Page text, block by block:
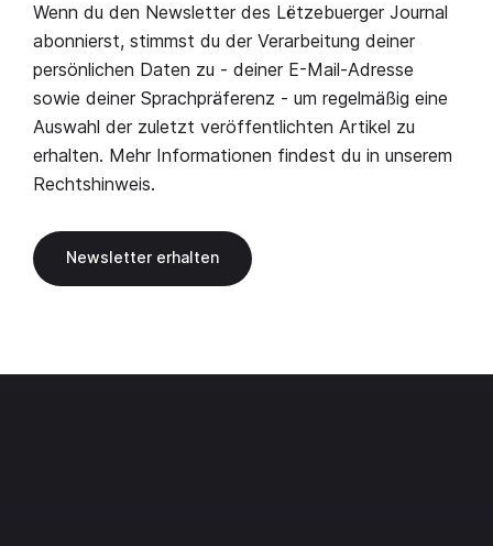
Wenn du den Newsletter des Lëtzebuerger Journal
abonnierst, stimmst du der Verarbeitung deiner
persönlichen Daten zu - deiner E-Mail-Adresse
sowie deiner Sprachpräferenz - um regelmäßig eine
Auswahl der zuletzt veröffentlichten Artikel zu
erhalten. Mehr Informationen findest du in unserem
Rechtshinweis.